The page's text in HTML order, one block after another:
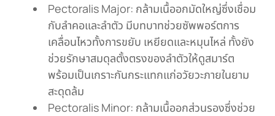
Pectoralis Major: กล้ามเนื้ออกมัดใหญ่ซึ่งเชื่อม
กับลำคอและลำตัว มีบทบาทช่วยซัพพอร์ตการ
เคลื่อนไหวทั้งการขยับ เหยียดและหมุนไหล่ ทั้งยัง
ช่วยรักษาสมดุลตั้งตรงของลำตัวให้ดูสมาร์ต
พร้อมเป็นเกราะกันกระแทกแก่อวัยวะภายในยาม
สะดุดล้ม
Pectoralis Minor: กล้ามเนื้ออกส่วนรองซึ่งช่วย